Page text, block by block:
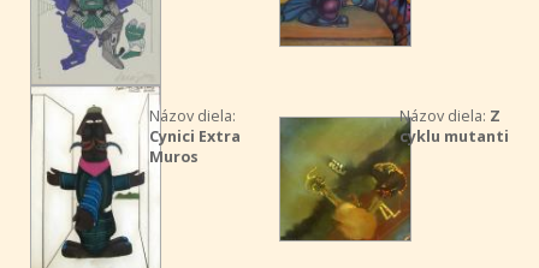
Názov diela:
Cynici Extra
Muros
Názov diela: Z
cyklu mutanti